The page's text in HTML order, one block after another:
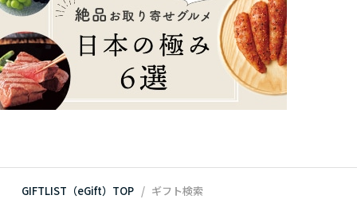
GIFTLIST（eGift）TOP ギフト検索